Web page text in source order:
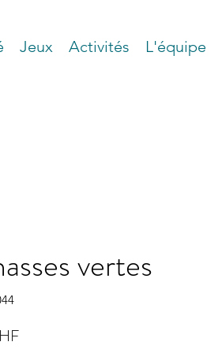
Jeux Activités L'équipe
vertes
Prix